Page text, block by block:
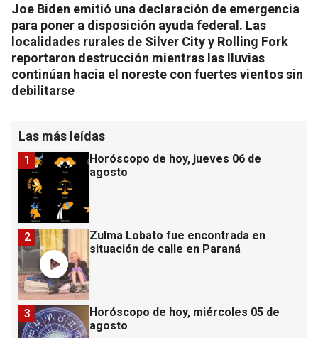
Joe Biden emitió una declaración de emergencia
para poner a disposición ayuda federal. Las
localidades rurales de Silver City y Rolling Fork
reportaron destrucción mientras las lluvias
continúan hacia el noreste con fuertes vientos sin
debilitarse
Las más leídas
Horóscopo de hoy, jueves 06 de
agosto
1
Zulma Lobato fue encontrada en
situación de calle en Paraná
2
Horóscopo de hoy, miércoles 05 de
agosto
3